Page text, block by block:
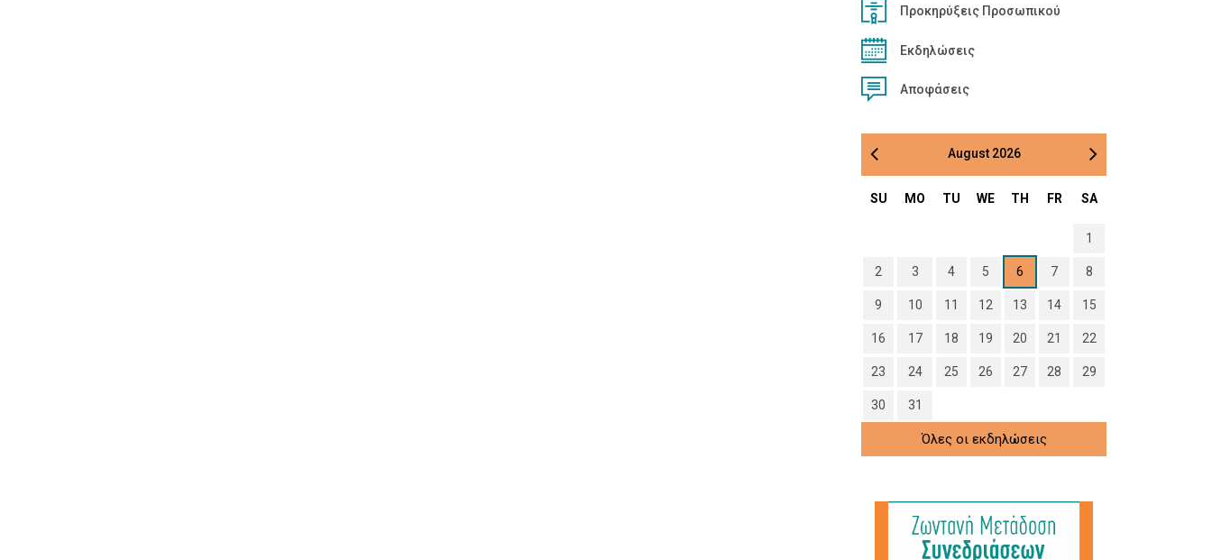
Προκηρύξεις Προσωπικού
Εκδηλώσεις
Αποφάσεις
August 2026
SU MO TU WE TH FR SA
1
2 3 4 5 6 7 8
9 10 11 12 13 14 15
16 17 18 19 20 21 22
23 24 25 26 27 28 29
30 31
Όλες οι εκδηλώσεις